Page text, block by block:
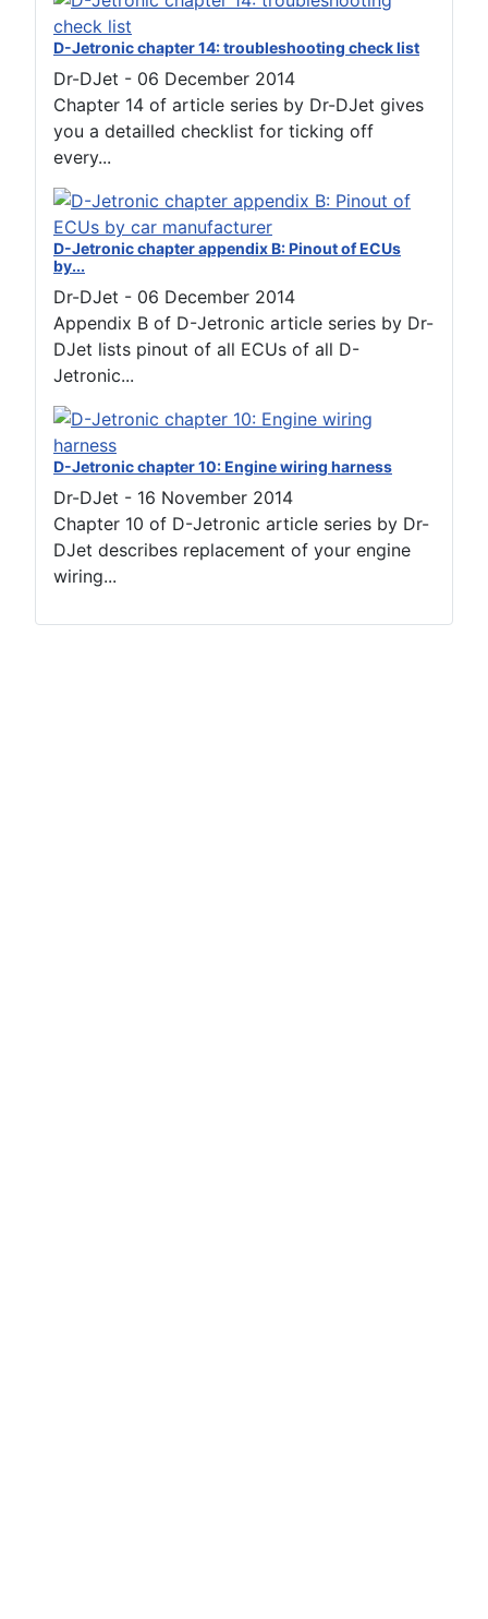
D-Jetronic chapter 14: troubleshooting check list
Dr-DJet - 06 December 2014
Chapter 14 of article series by Dr-DJet gives
you a detailled checklist for ticking off
every...
D-Jetronic chapter appendix B: Pinout of ECUs
by...
Dr-DJet - 06 December 2014
Appendix B of D-Jetronic article series by Dr-
DJet lists pinout of all ECUs of all D-
Jetronic...
D-Jetronic chapter 10: Engine wiring harness
Dr-DJet - 16 November 2014
Chapter 10 of D-Jetronic article series by Dr-
DJet describes replacement of your engine
wiring...